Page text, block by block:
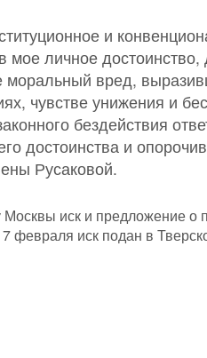
и
личное достоинство,
моральный вред,
чувстве унижения и
бездействия
достоинства и
Русаковой.
иск и предложение о
февраля иск подан в